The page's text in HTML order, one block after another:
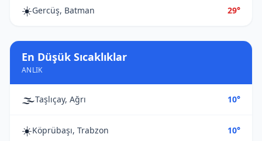
☀️Gercüş, Batman 29°
En Düşük Sıcaklıklar
ANLIK
🌫️Taşlıçay, Ağrı 10°
☀️Köprübaşı, Trabzon 10°